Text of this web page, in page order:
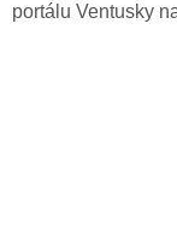
portálu Ventusky